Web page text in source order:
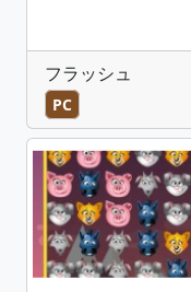
フラッシュ
PC